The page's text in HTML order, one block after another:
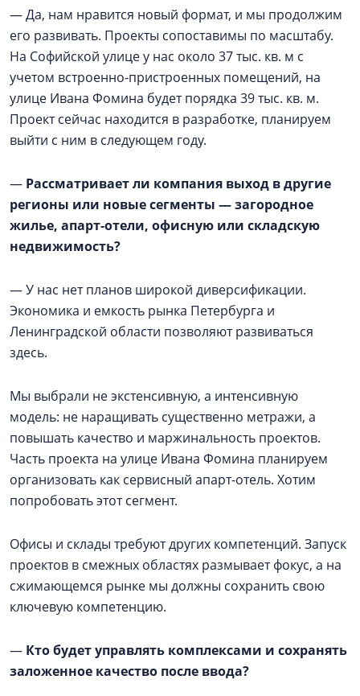
— Да, нам нравится новый формат, и мы продолжим
его развивать. Проекты сопоставимы по масштабу.
На Софийской улице у нас около 37 тыс. кв. м с
учетом встроенно-пристроенных помещений, на
улице Ивана Фомина будет порядка 39 тыс. кв. м.
Проект сейчас находится в разработке, планируем
выйти с ним в следующем году.
— Рассматривает ли компания выход в другие
регионы или новые сегменты — загородное
жилье, апарт-отели, офисную или складскую
недвижимость?
— У нас нет планов широкой диверсификации.
Экономика и емкость рынка Петербурга и
Ленинградской области позволяют развиваться
здесь.
Мы выбрали не экстенсивную, а интенсивную
модель: не наращивать существенно метражи, а
повышать качество и маржинальность проектов.
Часть проекта на улице Ивана Фомина планируем
организовать как сервисный апарт-отель. Хотим
попробовать этот сегмент.
Офисы и склады требуют других компетенций. Запуск
проектов в смежных областях размывает фокус, а на
сжимающемся рынке мы должны сохранить свою
ключевую компетенцию.
— Кто будет управлять комплексами и сохранять
заложенное качество после ввода?